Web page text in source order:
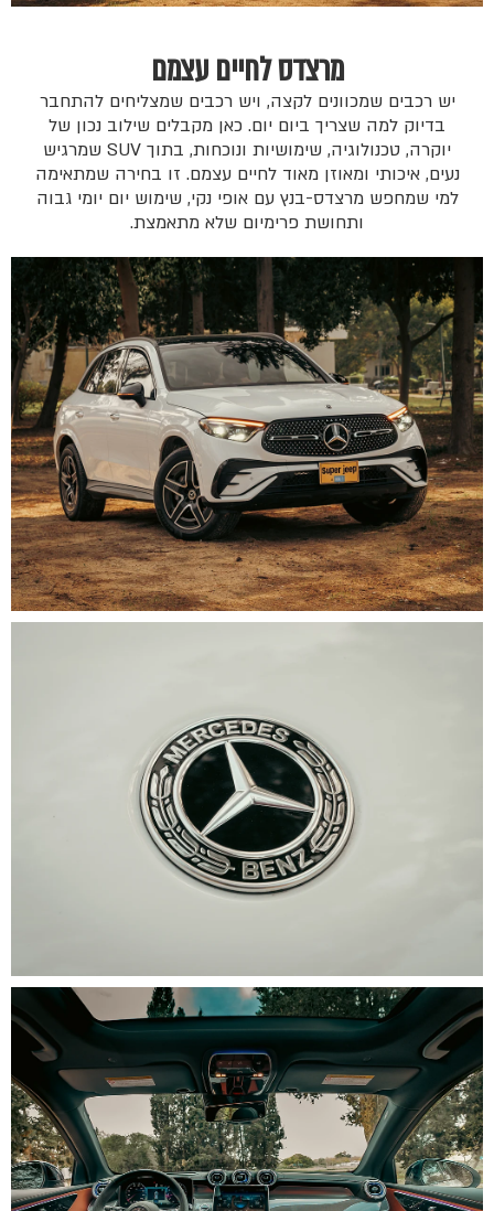
מרצדס לחיים עצמם
יש רכבים שמכוונים לקצה, ויש רכבים שמצליחים להתחבר
בדיוק למה שצריך ביום יום. כאן מקבלים שילוב נכון של
יוקרה, טכנולוגיה, שימושיות ונוכחות, בתוך SUV שמרגיש
נעים, איכותי ומאוזן מאוד לחיים עצמם. זו בחירה שמתאימה
למי שמחפש מרצדס-בנץ עם אופי נקי, שימוש יום יומי גבוה
ותחושת פרימיום שלא מתאמצת.